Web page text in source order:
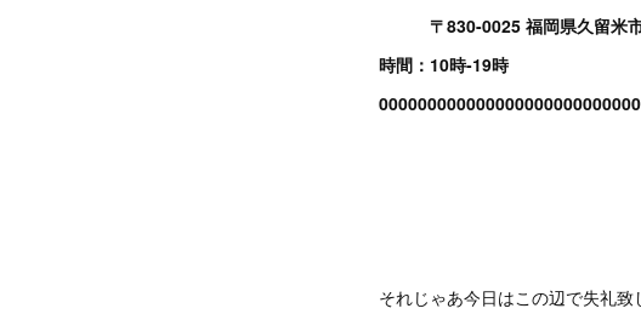
〒830-0025 福岡県久留米市
時間：10時-19時
それじゃあ今日はこの辺で失礼致